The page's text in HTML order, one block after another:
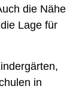
die Nähe
Lage für
in